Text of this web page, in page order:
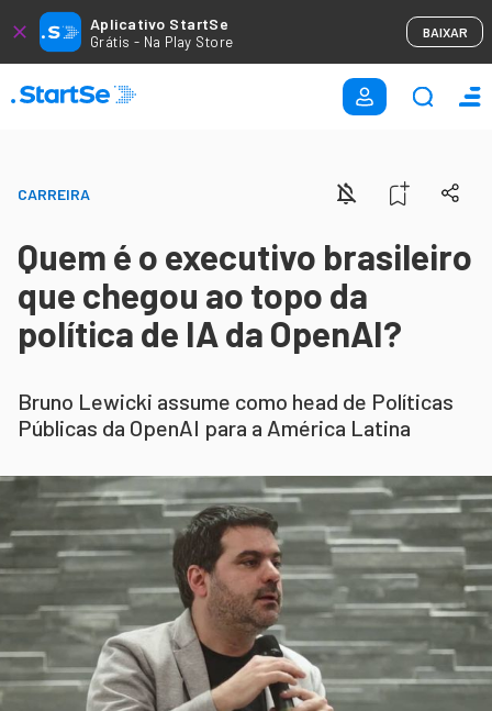
Aplicativo StartSe
Grátis - Na Play Store
BAIXAR
CARREIRA
Quem é o executivo brasileiro
que chegou ao topo da
política de IA da OpenAI?
Bruno Lewicki assume como head de Políticas
Públicas da OpenAI para a América Latina